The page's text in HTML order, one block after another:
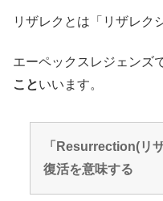
リザレクとは「リザレク
エーペックスレジェンズ
こといいます。
「Resurrection(リ
復活を意味する